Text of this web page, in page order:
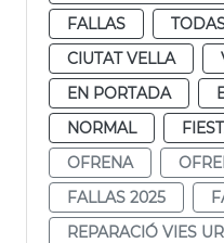
FALLAS
CIUTAT VELLA
EN PORTADA
NORMAL
OFRENA
FALLAS 2025
REPARACIÓ VIES